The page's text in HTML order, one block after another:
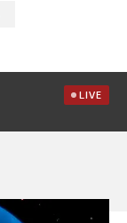
LIVE